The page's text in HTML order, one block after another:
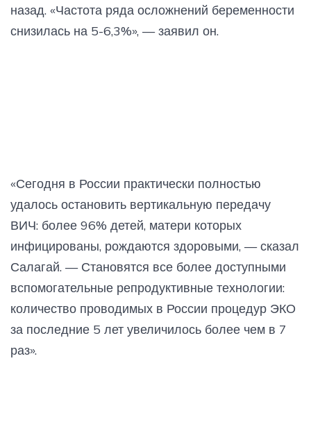
назад. «Частота ряда осложнений беременности
снизилась на 5-6,3%», — заявил он.
«Сегодня в России практически полностью
удалось остановить вертикальную передачу
ВИЧ: более 96% детей, матери которых
инфицированы, рождаются здоровыми, — сказал
Салагай. — Становятся все более доступными
вспомогательные репродуктивные технологии:
количество проводимых в России процедур ЭКО
за последние 5 лет увеличилось более чем в 7
раз».